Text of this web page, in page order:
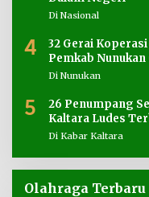
Di Nasional
4
32 Gerai
Pemkab
Di Nunukan
5
26 Penumpang
Kaltara Ludes
Di Kabar Kaltara
Olahraga Terbaru